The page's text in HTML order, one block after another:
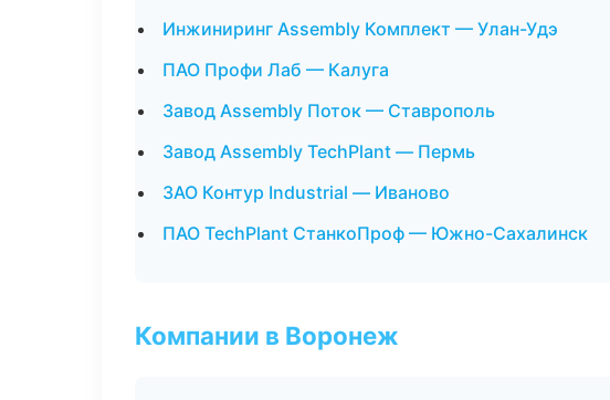
Инжиниринг Assembly Комплект — Улан-Удэ
ПАО Профи Лаб — Калуга
Завод Assembly Поток — Ставрополь
Завод Assembly TechPlant — Пермь
ЗАО Контур Industrial — Иваново
ПАО TechPlant СтанкоПроф — Южно-Сахалинск
Компании в Воронеж